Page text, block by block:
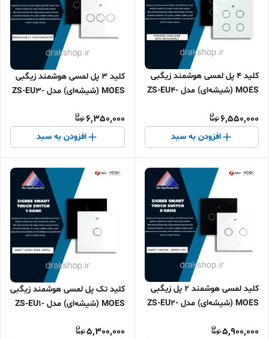
کلید 4 پل لمسی هوشمند زیگبی
MOES (شیشه‌ای) مدل ZS-EU4-
6,550,000
افزودن به سبد
کلید 3 پل لمسی هوشمند زیگبی
MOES (شیشه‌ای) مدل ZS-EU3-
6,350,000
افزودن به سبد
کلید لمسی هوشمند 2 پل زیگبی
MOES (شیشه‌ای) مدل ZS-EU2-
5,900,000
کلید تک پل لمسی هوشمند زیگبی
MOES (شیشه‌ای) مدل ZS-EU1-
5,300,000